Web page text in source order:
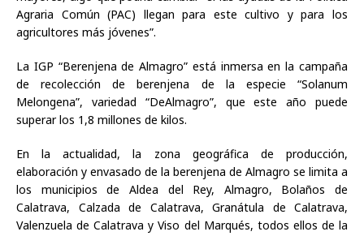
Agraria Común (PAC) llegan para este cultivo y para los
agricultores más jóvenes”.
La IGP “Berenjena de Almagro” está inmersa en la campaña
de recolección de berenjena de la especie “Solanum
Melongena”, variedad “DeAlmagro”, que este año puede
superar los 1,8 millones de kilos.
En la actualidad, la zona geográfica de producción,
elaboración y envasado de la berenjena de Almagro se limita a
los municipios de Aldea del Rey, Almagro, Bolaños de
Calatrava, Calzada de Calatrava, Granátula de Calatrava,
Valenzuela de Calatrava y Viso del Marqués, todos ellos de la